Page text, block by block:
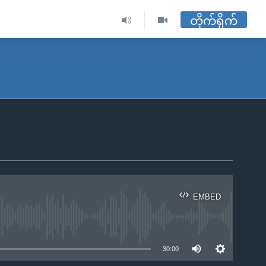
တိုက်ရိုက်
EMBED
30:00